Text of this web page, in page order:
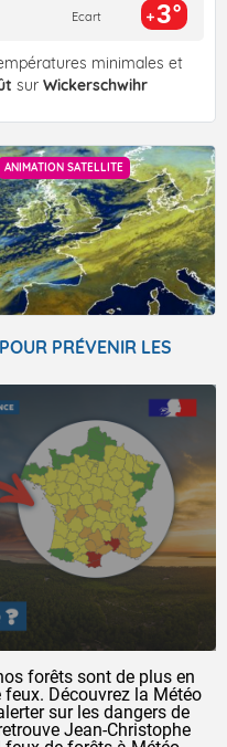
Ecart 3°
minimales et
sur Wickerschwihr
ANIMATION SATELLITE
PRÉVENIR LES
forêts sont de plus en
Découvrez la Météo
sur les dangers de
Jean-Christophe